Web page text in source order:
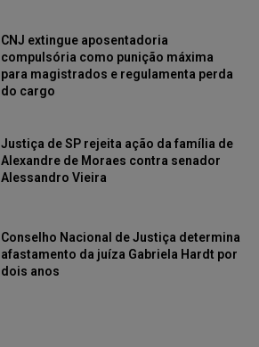
CNJ extingue aposentadoria
compulsória como punição máxima
para magistrados e regulamenta perda
do cargo
Justiça de SP rejeita ação da família de
Alexandre de Moraes contra senador
Alessandro Vieira
Conselho Nacional de Justiça determina
afastamento da juíza Gabriela Hardt por
dois anos